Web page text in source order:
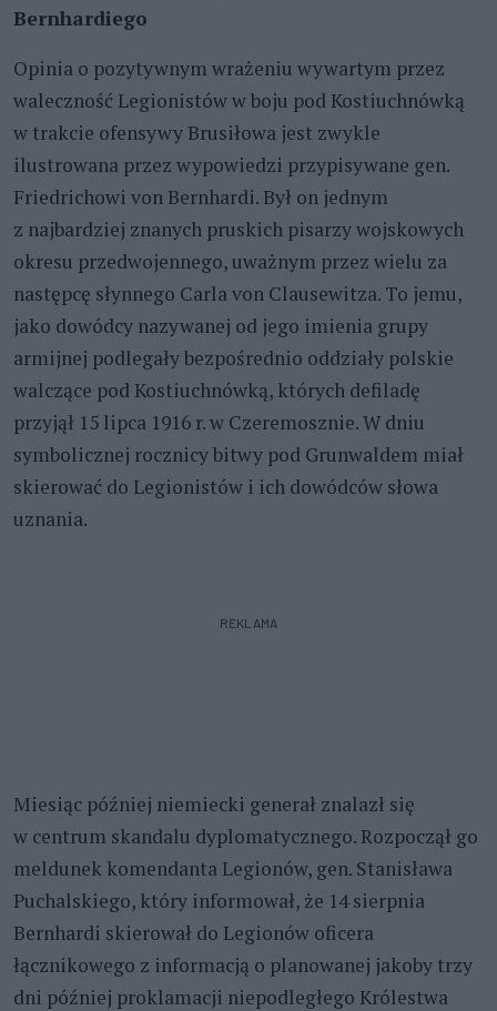
Bernhardiego
Opinia o pozytywnym wrażeniu wywartym przez
waleczność Legionistów w boju pod Kostiuchnówką
w trakcie ofensywy Brusiłowa jest zwykle
ilustrowana przez wypowiedzi przypisywane gen.
Friedrichowi von Bernhardi. Był on jednym
z najbardziej znanych pruskich pisarzy wojskowych
okresu przedwojennego, uważnym przez wielu za
następcę słynnego Carla von Clausewitza. To jemu,
jako dowódcy nazywanej od jego imienia grupy
armijnej podlegały bezpośrednio oddziały polskie
walczące pod Kostiuchnówką, których defiladę
przyjął 15 lipca 1916 r. w Czeremosznie. W dniu
symbolicznej rocznicy bitwy pod Grunwaldem miał
skierować do Legionistów i ich dowódców słowa
uznania.
REKLAMA
Miesiąc później niemiecki generał znalazł się
w centrum skandalu dyplomatycznego. Rozpoczął go
meldunek komendanta Legionów, gen. Stanisława
Puchalskiego, który informował, że 14 sierpnia
Bernhardi skierował do Legionów oficera
łącznikowego z informacją o planowanej jakoby trzy
dni później proklamacji niepodległego Królestwa